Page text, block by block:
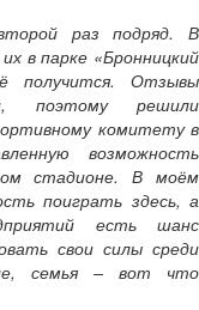
раз подряд. В
в парке «Бронницкий
получится. Отзывы
поэтому решили
комитету в
возможность
стадионе. В моём
поиграть здесь, а
есть шанс
свои силы среди
семья – вот что